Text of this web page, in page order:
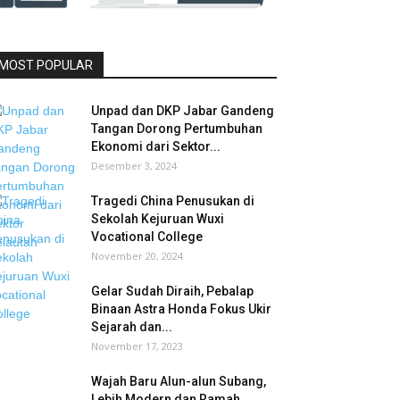
POPULAR
Unpad dan DKP Jabar Gandeng
Tangan Dorong Pertumbuhan
Ekonomi dari Sektor...
Desember 3, 2024
Tragedi China Penusukan di
Sekolah Kejuruan Wuxi
Vocational College
November 20, 2024
Gelar Sudah Diraih, Pebalap
Binaan Astra Honda Fokus Ukir
Sejarah dan...
November 17, 2023
Wajah Baru Alun-alun Subang,